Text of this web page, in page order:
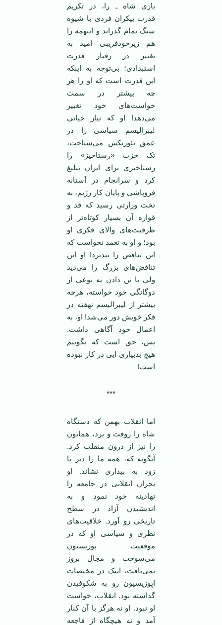
بازی شاه ـ را، در تکریم
قدرت بیکران فردی با شیوه
سنگ تمام گذراند و اینهمه را
هم زیرخودفریبی امید به
تغییر در رفتار قدرت
استبدادی؛ بی‌توجه به اینکه
این قدرت است که او را هر
چه بیشتر در سمت
خواست‌های خود تغییر
می‌دهد! او که نیاز حیاتی
لیبرالیسم سیاسی را در
عمق تئوریکش می‌شناخت،
تک حزب «رستاخیز» را
رستاخیزی برای ایران تبلیغ
کرد و سرانجام در آستانه
فروپاشی و پایان کار رژیم، به
تخت وزارتی رسید که قد و
قواره آن بسیار کوتاه‌تر از
ظرفیت‌های والای فکری او
بود؛ و او به تعمد نخواست که
این تناقض را بپذیرد! او این
تناقض‌های بزرگ را می‌دید
ولی با تن دادن به نوعی از
دوگانگی خود خواسته، هرچه
بیشتر از لیبرالیسم نهفته در
فکر خویش دور می‌شد! او، به
اعمال خود آگاهی داشت.
پس، حق است که بگوییم
هیچ بدبیاری ایی در کار نبوده
است!
***
اما انقلاب بهمن که دستگاه
شاه را روفت و برد، همایون
را نیز از درون منقلب کرد.
آنگونه که، همه ما را دیر یا
زود به بیداری نشاند. او
بحران انقلابی در جامعه را
نهادینه خود نمود و به
اندیشیدن آزاد در سطح
تاریخی رو آورد. خلاقیت‌های
نظری و سیاسی او که در
موقعیت پوزیسیون
می‌سوخت و مجال بروز
نمی‌یافت، اینک در مختصات
اپوزیسیون رو به شکوفیدن
گذاشته بود. انقلاب، خواست
او نبود. او نه هرگز با آن کنار
آمد و نه هیچگاه از فاجعه